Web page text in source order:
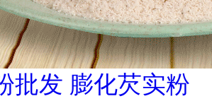
批发 膨化芡实粉